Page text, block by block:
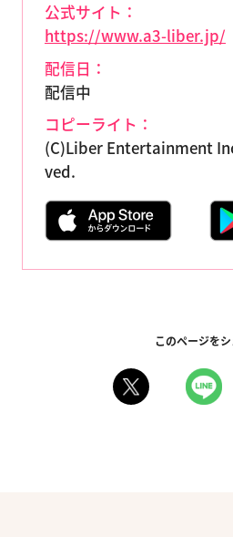
公式サイト：
https://www.a3-liber.jp/
配信日：
配信中
コピーライト：
(C)Liber Entertainment
ved.
このページを